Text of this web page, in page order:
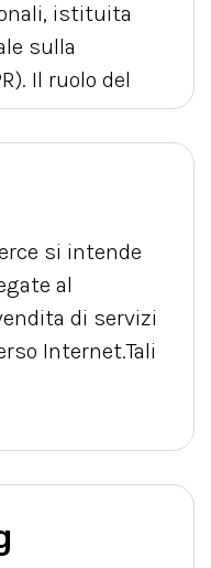
istituita
sulla
Il ruolo del
si intende
al
di servizi
Internet.Tali